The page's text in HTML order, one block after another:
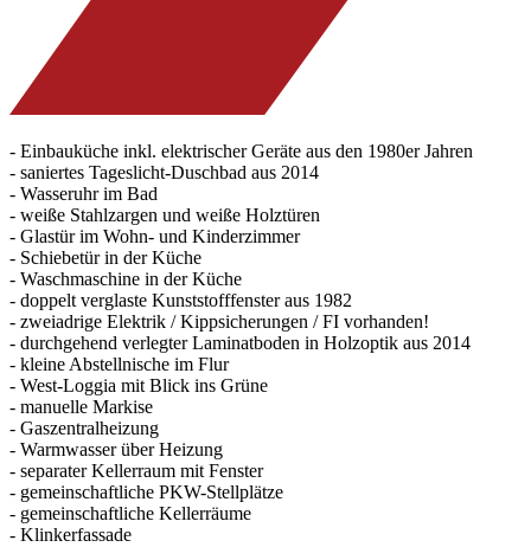
- Einbauküche inkl. elektrischer Geräte aus den 1980er Jahren
- saniertes Tageslicht-Duschbad aus 2014
- Wasseruhr im Bad
- weiße Stahlzargen und weiße Holztüren
- Glastür im Wohn- und Kinderzimmer
- Schiebetür in der Küche
- Waschmaschine in der Küche
- doppelt verglaste Kunststofffenster aus 1982
- zweiadrige Elektrik / Kippsicherungen / FI vorhanden!
- durchgehend verlegter Laminatboden in Holzoptik aus 2014
- kleine Abstellnische im Flur
- West-Loggia mit Blick ins Grüne
- manuelle Markise
- Gaszentralheizung
- Warmwasser über Heizung
- separater Kellerraum mit Fenster
- gemeinschaftliche PKW-Stellplätze
- gemeinschaftliche Kellerräume
- Klinkerfassade